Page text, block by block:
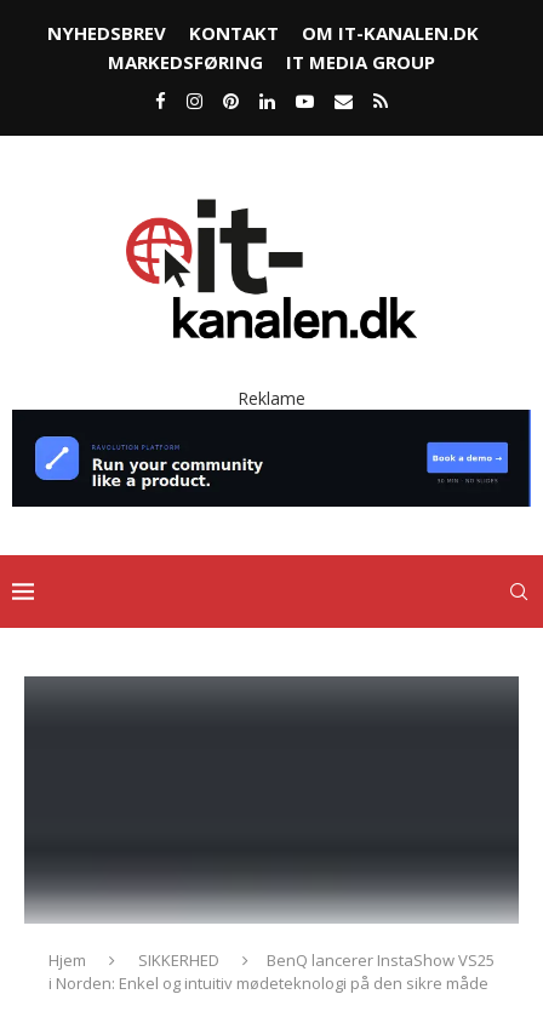
NYHEDSBREV KONTAKT
OM IT-KANALEN.DK
MARKEDSFØRING
IT MEDIA GROUP
Reklame
Hjem SIKKERHED
BenQ lancerer InstaShow VS25
i Norden: Enkel og intuitiv mødeteknologi på den sikre måde